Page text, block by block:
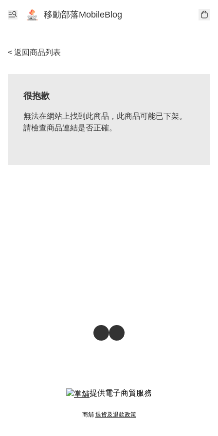
移動部落MobileBlog
< 返回商品列表
很抱歉
無法在網站上找到此商品，此商品可能已下架。
請檢查商品連結是否正確。
提供電子商貿服務
商舖 退貨及退款政策